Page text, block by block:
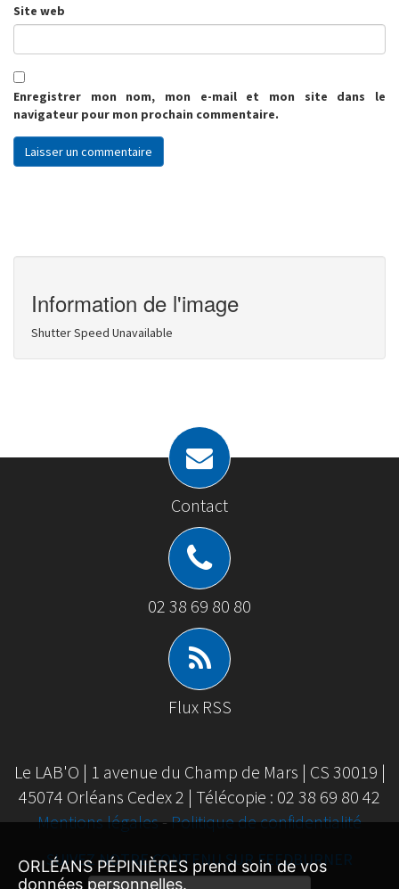
Site web
Enregistrer mon nom, mon e-mail et mon site dans le
navigateur pour mon prochain commentaire.
Information de l'image
Shutter Speed Unavailable
Contact
02 38 69 80 80
Flux RSS
Le LAB'O | 1 avenue du Champ de Mars | CS 30019 |
45074 Orléans Cedex 2 | Télécopie : 02 38 69 80 42
Mentions légales-Politique de confidentialité
SUIVEZ NOTRE CONTENU SUR FEEDBURNER
ORLÉANS PÉPINIÈRES prend soin de vos
données personnelles.